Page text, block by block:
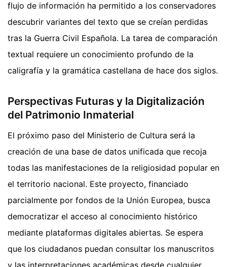
flujo de información ha permitido a los conservadores
descubrir variantes del texto que se creían perdidas
tras la Guerra Civil Española. La tarea de comparación
textual requiere un conocimiento profundo de la
caligrafía y la gramática castellana de hace dos siglos.
Perspectivas Futuras y la Digitalización
del Patrimonio Inmaterial
El próximo paso del Ministerio de Cultura será la
creación de una base de datos unificada que recoja
todas las manifestaciones de la religiosidad popular en
el territorio nacional. Este proyecto, financiado
parcialmente por fondos de la Unión Europea, busca
democratizar el acceso al conocimiento histórico
mediante plataformas digitales abiertas. Se espera
que los ciudadanos puedan consultar los manuscritos
y las interpretaciones académicas desde cualquier